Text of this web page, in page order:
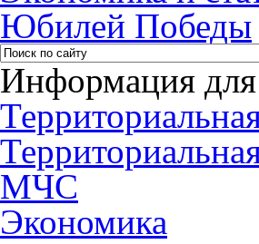
Юбилей Победы
Информация для
МЧС
Экономика